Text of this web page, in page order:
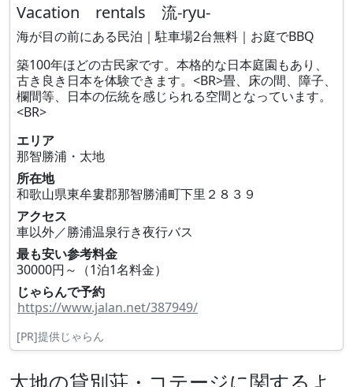
Vacation rentals 流-ryu-
海が目の前にある民泊｜駐車場2台無料｜お庭でBBQ
築100年ほどの古民家です。本格的な日本庭園もあり、
古き良き日本を体験できます。<BR>畳、床の間、障子、
欄間等、日本の伝統を感じられる空間となっています。
<BR>
エリア
那智勝浦・太地
所在地
和歌山県東牟婁郡那智勝浦町下里２８３９
アクセス
車以外／勝浦温泉行き夜行バス
最も安い参考料金
30000円～（1泊1名料金）
じゃらんで予約
https://www.jalan.net/387949/
[PR]提供じゃらん
太地の貸別荘・コテージに関するよ